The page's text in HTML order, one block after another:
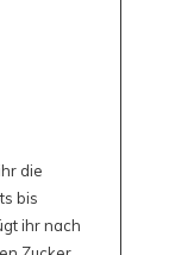
die
bis
ihr nach